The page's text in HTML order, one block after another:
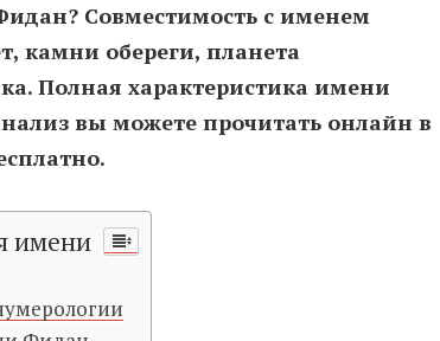
Совместимость c именем
камни обереги, планета
Полная характеристика имени
вы можете прочитать онлайн в
имени